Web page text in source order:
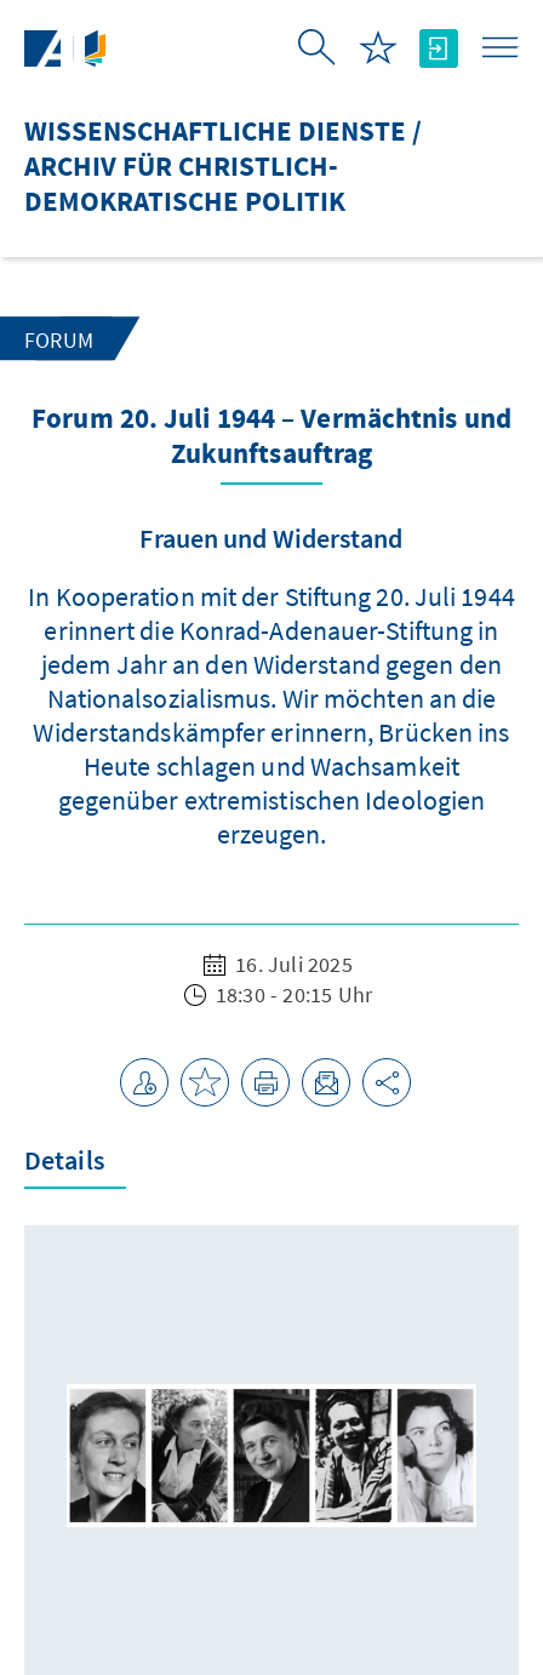
WISSENSCHAFTLICHE DIENSTE /
ARCHIV FÜR CHRISTLICH-
DEMOKRATISCHE POLITIK
FORUM
Forum 20. Juli 1944 – Vermächtnis und
Zukunftsauftrag
Frauen und Widerstand
In Kooperation mit der Stiftung 20. Juli 1944
erinnert die Konrad-Adenauer-Stiftung in
jedem Jahr an den Widerstand gegen den
Nationalsozialismus. Wir möchten an die
Widerstandskämpfer erinnern, Brücken ins
Heute schlagen und Wachsamkeit
gegenüber extremistischen Ideologien
erzeugen.
16. Juli 2025
18:30 - 20:15 Uhr
Details